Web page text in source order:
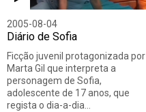
2005-08-04
Diário de Sofia
Ficção juvenil protagonizada por
Marta Gil que interpreta a
personagem de Sofia,
adolescente de 17 anos, que
regista o dia-a-dia…